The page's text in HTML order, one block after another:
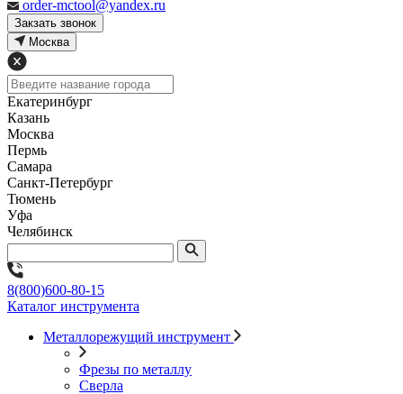
order-mctool@yandex.ru
Закзать звонок
Москва
Екатеринбург
Казань
Москва
Пермь
Самара
Санкт-Петербург
Тюмень
Уфа
Челябинск
8(800)600-80-15
Каталог инструмента
Металлорежущий инструмент
Фрезы по металлу
Сверла